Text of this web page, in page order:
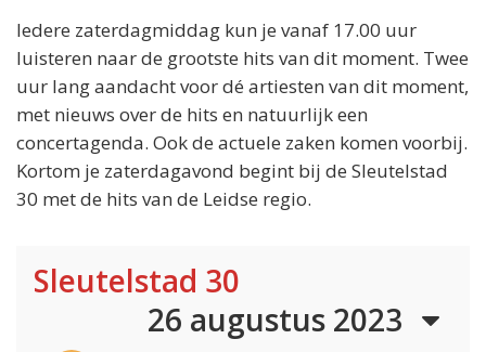
Iedere zaterdagmiddag kun je vanaf 17.00 uur
luisteren naar de grootste hits van dit moment. Twee
uur lang aandacht voor dé artiesten van dit moment,
met nieuws over de hits en natuurlijk een
concertagenda. Ook de actuele zaken komen voorbij.
Kortom je zaterdagavond begint bij de Sleutelstad
30 met de hits van de Leidse regio.
Sleutelstad 30
26 augustus 2023